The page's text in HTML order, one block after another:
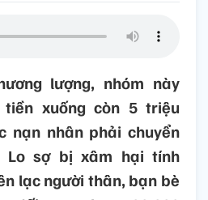
lượng, nhóm này
xuống còn 5 triệu
nạn nhân phải chuyển
Lo sợ bị xâm hại tính
lạc người thân, bạn bè